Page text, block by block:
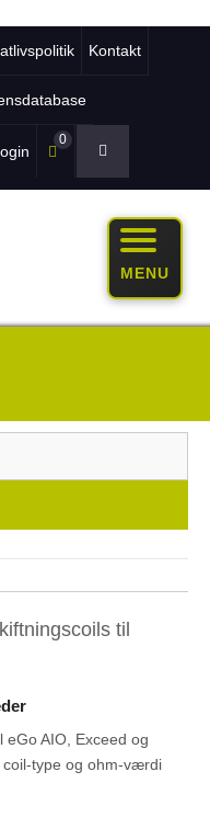
Kontakt
0
MENU
til
eGo AIO, Exceed og
coil-type og ohm-værdi